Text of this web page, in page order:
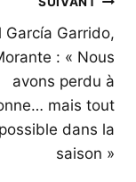
García Garrido,
: « Nous
avons perdu à
mais tout
dans la
saison »